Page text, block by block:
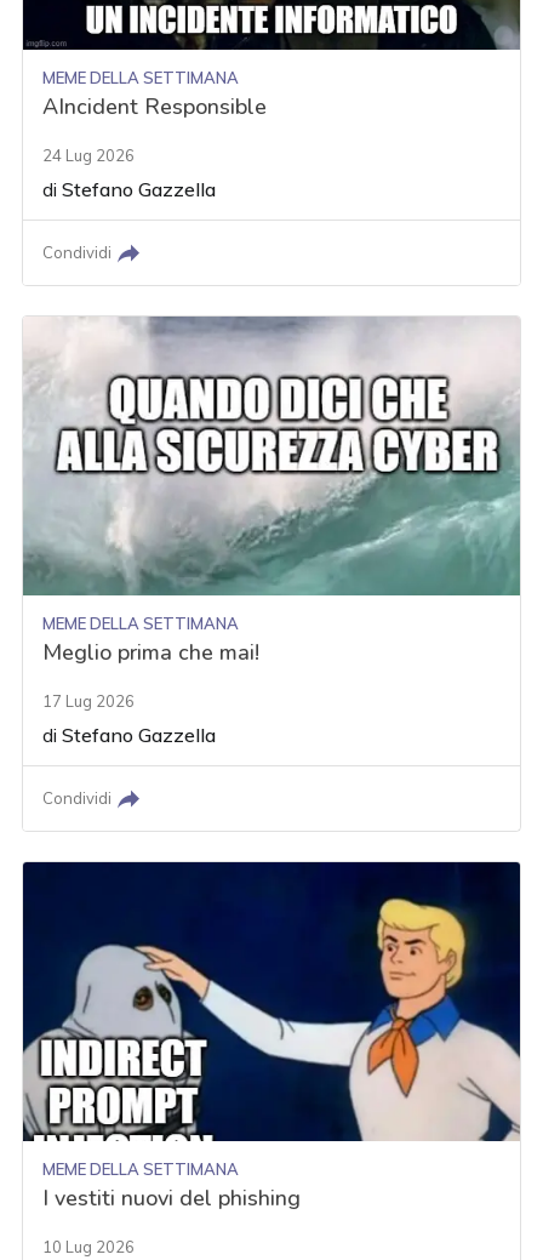
MEME DELLA SETTIMANA
AIncident Responsible
24 Lug 2026
diStefano Gazzella
Condividi
MEME DELLA SETTIMANA
Meglio prima che mai!
17 Lug 2026
diStefano Gazzella
Condividi
MEME DELLA SETTIMANA
I vestiti nuovi del phishing
10 Lug 2026